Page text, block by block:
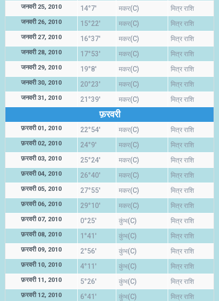
जनवरी 25, 2010 14°7' मकर(C) मित्र राशि
जनवरी 26, 2010 15°22' मकर(C) मित्र राशि
जनवरी 27, 2010 16°37' मकर(C) मित्र राशि
जनवरी 28, 2010 17°53' मकर(C) मित्र राशि
जनवरी 29, 2010 19°8' मकर(C) मित्र राशि
जनवरी 30, 2010 20°23' मकर(C) मित्र राशि
जनवरी 31, 2010 21°39' मकर(C) मित्र राशि
फ़रवरी
फ़रवरी 01, 2010 22°54' मकर(C) मित्र राशि
फ़रवरी 02, 2010 24°9' मकर(C) मित्र राशि
फ़रवरी 03, 2010 25°24' मकर(C) मित्र राशि
फ़रवरी 04, 2010 26°40' मकर(C) मित्र राशि
फ़रवरी 05, 2010 27°55' मकर(C) मित्र राशि
फ़रवरी 06, 2010 29°10' मकर(C) मित्र राशि
फ़रवरी 07, 2010 0°25' कुंभ(C) मित्र राशि
फ़रवरी 08, 2010 1°41' कुंभ(C) मित्र राशि
फ़रवरी 09, 2010 2°56' कुंभ(C) मित्र राशि
फ़रवरी 10, 2010 4°11' कुंभ(C) मित्र राशि
फ़रवरी 11, 2010 5°26' कुंभ(C) मित्र राशि
फ़रवरी 12, 2010 6°41' कुंभ(C) मित्र राशि